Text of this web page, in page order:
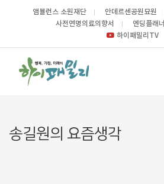
앰뷸런스 소원재단 안데르센공원묘원
사전연명의료의향서
엔딩플래너
하이패밀리TV
송길원의 요즘생각